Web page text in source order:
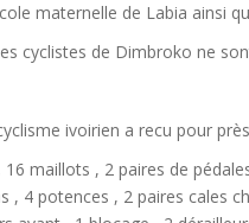
maternelle de Labia ainsi
cyclistes de Dimbroko ne
ivoirien a recu pour
16 maillots , 2 paires de
, 4 potences , 2 paires cales